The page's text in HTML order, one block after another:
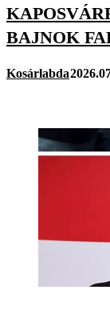
BAJNOK
Kosárlabda